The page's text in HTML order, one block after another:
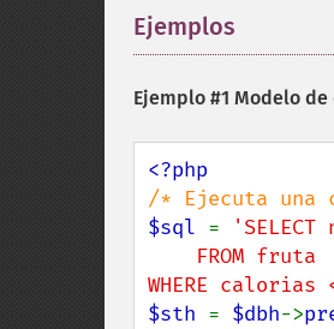
Ejemplos
Ejemplo #1 Modelo
$sql =
WHERE
$sth = $dbh->